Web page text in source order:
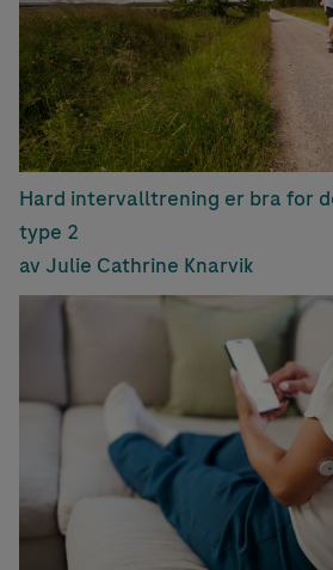
Hard intervalltrening er bra for
type 2
av Julie Cathrine Knarvik